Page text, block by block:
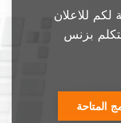
لكم للاعلان
بزنس
المتاحة